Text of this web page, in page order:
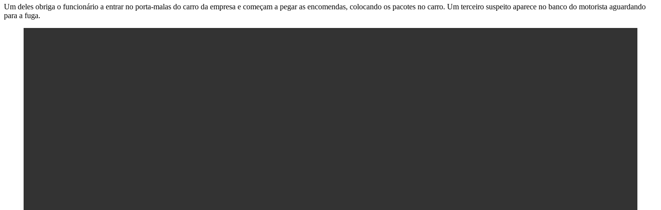
Um deles obriga o funcionário a entrar no porta-malas do carro da empresa e começam a pegar as encomendas, colocando os pacotes no carro. Um terceiro suspeito aparece no banco do motorista aguardando
para a fuga.